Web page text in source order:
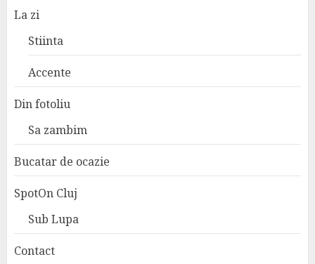
La zi
Stiinta
Accente
Din fotoliu
Sa zambim
Bucatar de ocazie
SpotOn Cluj
Sub Lupa
Contact